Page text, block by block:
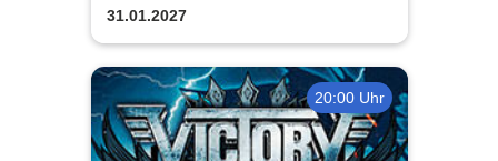
31.01.2027
20:00 Uhr